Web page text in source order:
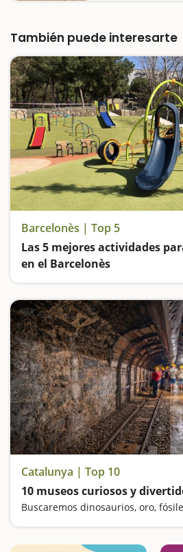
una enorme
También puede interesarte
Barcelonès | Top 5
Las 5 mejores actividades
en el Barcelonès
Catalunya | Top 10
10 museos curiosos y